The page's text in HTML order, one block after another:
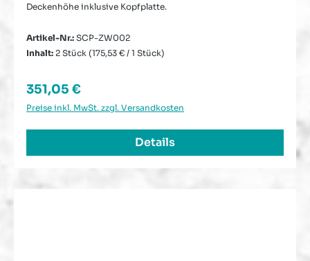
Deckenhöhe inklusive Kopfplatte.
Artikel-Nr.: SCP-ZW002
Inhalt: 2 Stück (175,53 € / 1 Stück)
Regulärer Preis:
351,05 €
Preise inkl. MwSt. zzgl. Versandkosten
Details